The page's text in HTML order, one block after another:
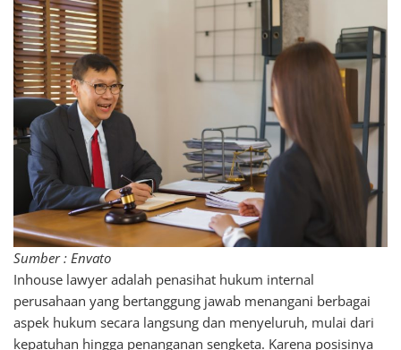
Sumber : Envato
Inhouse lawyer adalah penasihat hukum internal
perusahaan yang bertanggung jawab menangani berbagai
aspek hukum secara langsung dan menyeluruh, mulai dari
kepatuhan hingga penanganan sengketa. Karena posisinya